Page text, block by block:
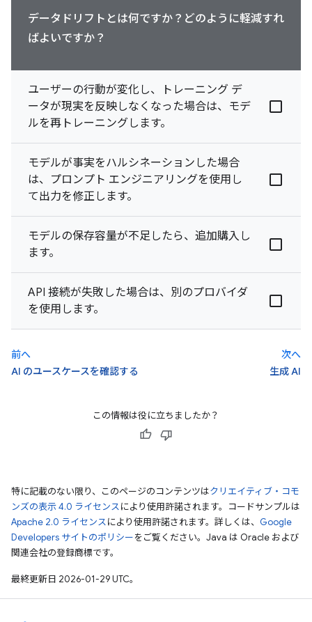
データドリフトとは何ですか？どのように軽減すれ
ばよいですか？
ユーザーの行動が変化し、トレーニング デ
ータが現実を反映しなくなった場合は、モデ
ルを再トレーニングします。
モデルが事実をハルシネーションした場合
は、プロンプト エンジニアリングを使用し
て出力を修正します。
モデルの保存容量が不足したら、追加購入し
ます。
API 接続が失敗した場合は、別のプロバイダ
を使用します。
前へ
AI のユースケースを確認する
次へ
生成 AI
この情報は役に立ちましたか？
特に記載のない限り、このページのコンテンツはクリエイティブ・コモ
ンズの表示 4.0 ライセンスにより使用許諾されます。コードサンプルは
Apache 2.0 ライセンスにより使用許諾されます。詳しくは、 Google
Developers サイトのポリシーをご覧ください。Java は Oracle および
関連会社の登録商標です。
最終更新日 2026-01-29 UTC。